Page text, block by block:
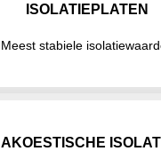
ISOLATIEPLATEN
Meest stabiele
AKOESTISCHE